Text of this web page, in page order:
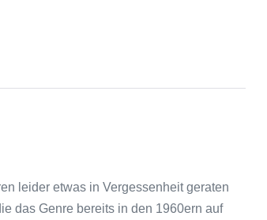
leider etwas in Vergessenheit geraten
das Genre bereits in den 1960ern auf